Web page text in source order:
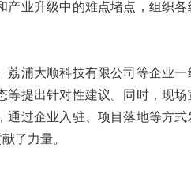
升级中的难点堵点，组织各
大顺科技有限公司等企业一
提出针对性建议。同时，现
过企业入驻、项目落地等方
了力量。